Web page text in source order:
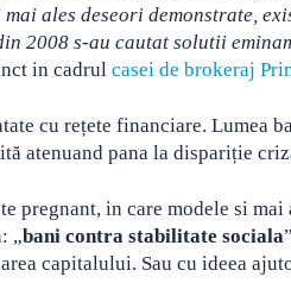
ales deseori demonstrate,
2008 s-au cautat solutii
in cadrul casei de brokeraj
cu rețete financiare. Lumea
atenuand pana la dispariție
pregnant, in care modele si
„bani contra stabilitate sociala
capitalului. Sau cu ideea